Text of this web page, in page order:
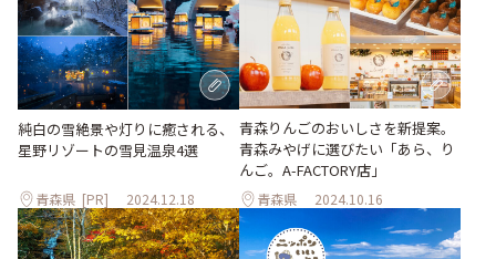
純白の雪絶景や灯りに癒される、
星野リゾートの雪見温泉4選
青森県 [PR] 2024.12.18
青森りんごのおいしさを新提案。
青森みやげに選びたい「あら、り
んご。A-FACTORY店」
青森県 2024.10.16